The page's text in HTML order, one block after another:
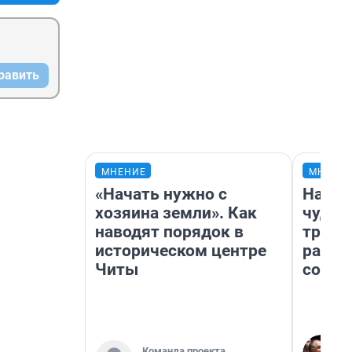
МНЕНИЕ
«Начать нужно с
хозяина земли». Как
наводят порядок в
историческом центре
Читы